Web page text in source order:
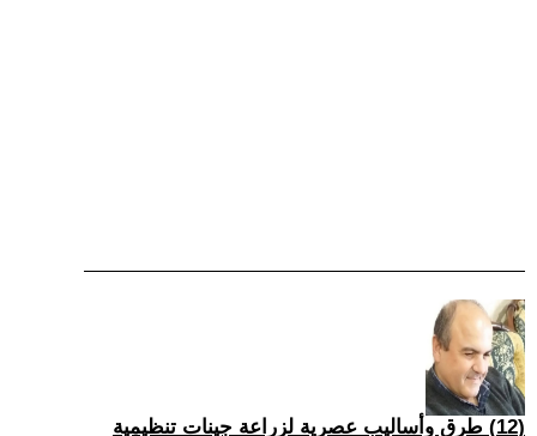
(12) طرق وأساليب عصرية لزراعة جينات تنظيمية